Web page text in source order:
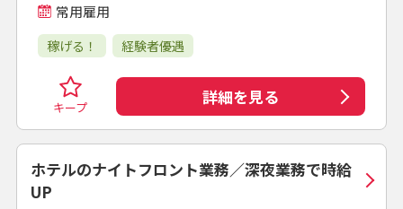
常用雇用
稼げる！ 経験者優遇
キープ 詳細を見る
ホテルのナイトフロント業務／深夜業務で時給
UP